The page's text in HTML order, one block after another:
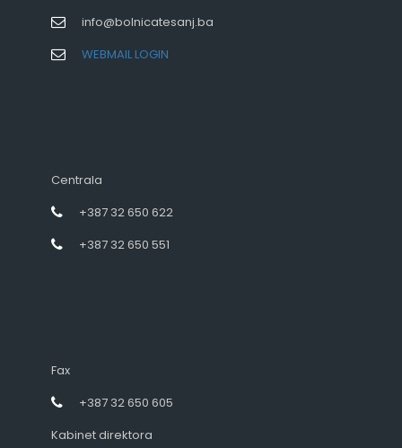
info@bolnicatesanj.ba
WEBMAIL LOGIN
Centrala
+387 32 650 622
+387 32 650 551
Fax
+387 32 650 605
Kabinet direktora